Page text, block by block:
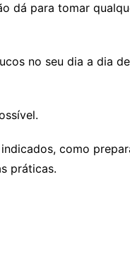
dá para tomar
no seu dia a dia
como
práticas.